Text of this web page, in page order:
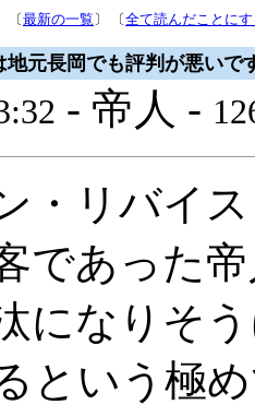
〔最新の一覧 〕 〔全て読んだことに
地元長岡でも評判が悪いで
- 帝人 -
・リバイ
であった
になりそ
という極